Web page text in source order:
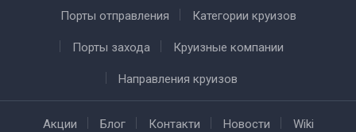
Порты отправления Категории круизов
Порты захода Круизные компании
Направления круизов
Акции Блог Контакти Новости Wiki